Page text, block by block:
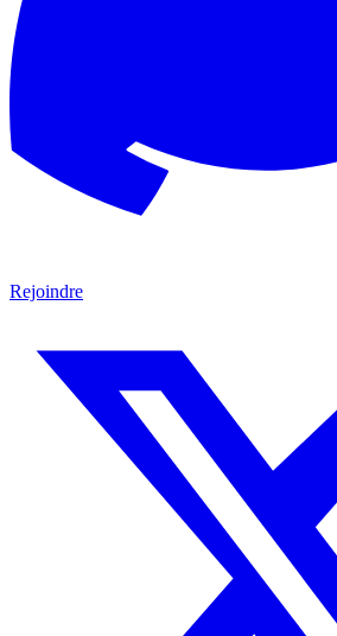
Rejoindre